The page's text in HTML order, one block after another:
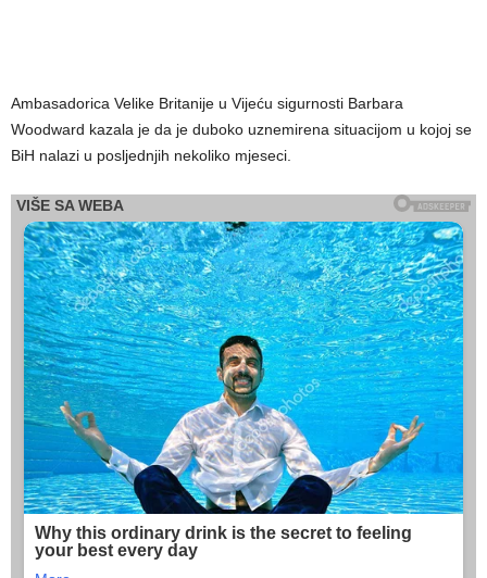
Ambasadorica Velike Britanije u Vijeću sigurnosti Barbara
Woodward kazala je da je duboko uznemirena situacijom u kojoj se
BiH nalazi u posljednjih nekoliko mjeseci.